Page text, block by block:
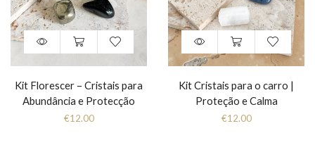
Kit Florescer – Cristais para
Abundância e Protecção
€12.00
Kit Cristais para o carro |
Proteção e Calma
€12.00